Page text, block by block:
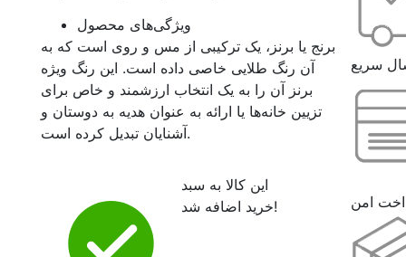
ویژگی‌های محصول
برنج یا برنز، یک ترکیبی از مس و روی است که به
آن رنگ طلایی خاصی داده است. این رنگ ویژه
برنز آن را به یک انتخاب ارزشمند و خاص برای
تزیین خانه‌ها یا ارائه به عنوان هدیه به دوستان و
آشنایان تبدیل کرده است.
این کالا به سبد
خرید اضافه شد!
سریع
امن